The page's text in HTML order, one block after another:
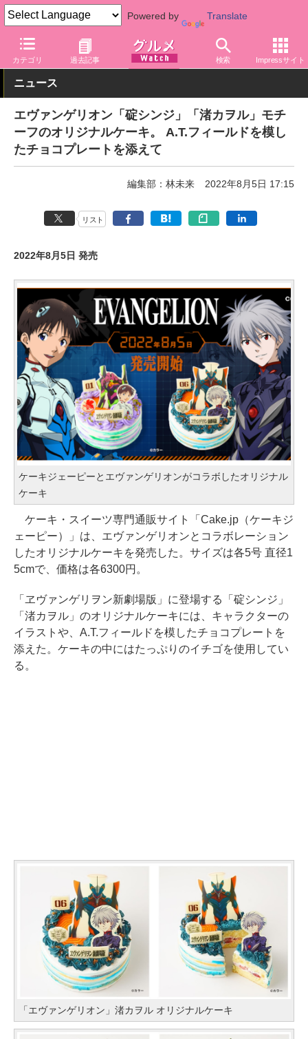
Powered by Translate
カテゴリ 過去記事 検索 Impressサイト
グルメ Watch サービス 通販
ニュース
エヴァンゲリオン「碇シンジ」「渚カヲル」モチ
ーフのオリジナルケーキ。 A.T.フィールドを模し
たチョコプレートを添えて
編集部：林未来 2022年8月5日 17:15
リスト
2022年8月5日 発売
ケーキジェーピーとエヴァンゲリオンがコラボしたオリジナル
ケーキ
ケーキ・スイーツ専門通販サイト「Cake.jp（ケーキジ
ェーピー）」は、エヴァンゲリオンとコラボレーション
したオリジナルケーキを発売した。サイズは各5号 直径1
5cmで、価格は各6300円。
「ヱヴァンゲリヲン新劇場版」に登場する「碇シンジ」
「渚カヲル」のオリジナルケーキには、キャラクターの
イラストや、A.T.フィールドを模したチョコプレートを
添えた。ケーキの中にはたっぷりのイチゴを使用してい
る。
「エヴァンゲリオン」渚カヲル オリジナルケーキ